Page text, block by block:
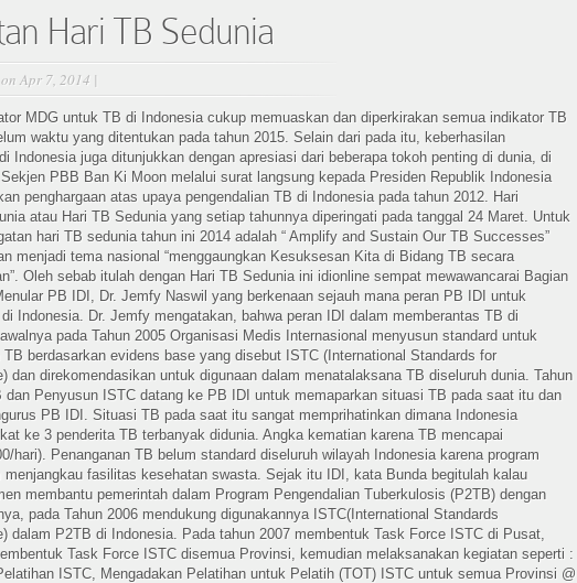
Hari TB Sedunia
on Apr 7, 2014 |
MDG untuk TB di Indonesia cukup memuaskan dan diperkirakan semua indikator TB
waktu yang ditentukan pada tahun 2015. Selain dari pada itu, keberhasilan
Indonesia juga ditunjukkan dengan apresiasi dari beberapa tokoh penting di dunia, di
PBB Ban Ki Moon melalui surat langsung kepada Presiden Republik Indonesia
penghargaan atas upaya pengendalian TB di Indonesia pada tahun 2012. Hari
atau Hari TB Sedunia yang setiap tahunnya diperingati pada tanggal 24 Maret. Untuk
hari TB sedunia tahun ini 2014 adalah “ Amplify and Sustain Our TB Successes”
menjadi tema nasional “menggaungkan Kesuksesan Kita di Bidang TB secara
Oleh sebab itulah dengan Hari TB Sedunia ini idionline sempat mewawancarai Bagian
PB IDI, Dr. Jemfy Naswil yang berkenaan sejauh mana peran PB IDI untuk
Indonesia. Dr. Jemfy mengatakan, bahwa peran IDI dalam memberantas TB di
pada Tahun 2005 Organisasi Medis Internasional menyusun standard untuk
TB berdasarkan evidens base yang disebut ISTC (International Standards for
dan direkomendasikan untuk digunaan dalam menatalaksana TB diseluruh dunia. Tahun
dan Penyusun ISTC datang ke PB IDI untuk memaparkan situasi TB pada saat itu dan
PB IDI. Situasi TB pada saat itu sangat memprihatinkan dimana Indonesia
ke 3 penderita TB terbanyak didunia. Angka kematian karena TB mencapai
hari). Penanganan TB belum standard diseluruh wilayah Indonesia karena program
menjangkau fasilitas kesehatan swasta. Sejak itu IDI, kata Bunda begitulah kalau
membantu pemerintah dalam Program Pengendalian Tuberkulosis (P2TB) dengan
pada Tahun 2006 mendukung digunakannya ISTC(International Standards
dalam P2TB di Indonesia. Pada tahun 2007 membentuk Task Force ISTC di Pusat,
Task Force ISTC disemua Provinsi, kemudian melaksanakan kegiatan seperti :
ISTC, Mengadakan Pelatihan untuk Pelatih (TOT) ISTC untuk semua Provinsi @